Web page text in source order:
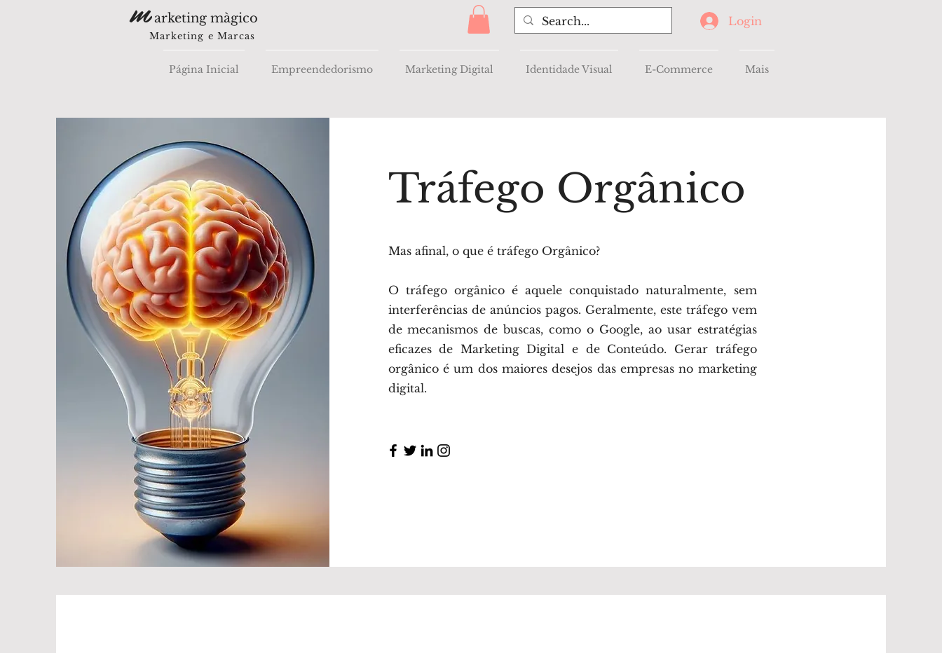
marketing màgico
Marketing e Marcas
Login
Página Inicial Empreendedorismo Marketing Digital Identidade Visual E-Commerce Mais
Tráfego Orgânico
Mas afinal, o que é tráfego Orgânico?
O tráfego orgânico é aquele conquistado naturalmente, sem
interferências de anúncios pagos. Geralmente, este tráfego vem
de mecanismos de buscas, como o Google, ao usar estratégias
eficazes de Marketing Digital e de Conteúdo. Gerar tráfego
orgânico é um dos maiores desejos das empresas no marketing
digital.